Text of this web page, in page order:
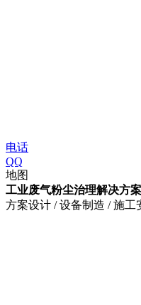
电话
QQ
地图
工业废气粉尘治理解决方
方案设计 / 设备制造 / 施工